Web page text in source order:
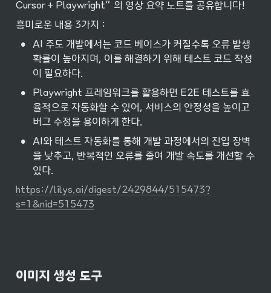
Cursor + Playwright” 의 영상 요약 노트를 공유합니다!
흥미로운 내용 3가지 :
•
AI 주도 개발에서는 코드 베이스가 커질수록 오류 발생
확률이 높아지며, 이를 해결하기 위해 테스트 코드 작성
이 필요하다.
•
Playwright 프레임워크를 활용하면 E2E 테스트를 효
율적으로 자동화할 수 있어, 서비스의 안정성을 높이고
버그 수정을 용이하게 한다.
•
AI와 테스트 자동화를 통해 개발 과정에서의 진입 장벽
을 낮추고, 반복적인 오류를 줄여 개발 속도를 개선할 수
있다.
https://lilys.ai/digest/2429844/515473?
s=1&nid=515473
이미지 생성 도구